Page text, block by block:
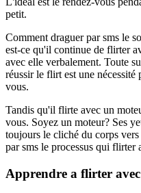
petit.
Comment draguer par sms le
est-ce qu'il continue de flirter
avec elle verbalement. Toute
réussir le flirt est une
vous.
Tandis qu'il flirte avec un
vous. Soyez un moteur? Ses
toujours le cliché du corps
par sms le processus qui flirter
Apprendre a flirter